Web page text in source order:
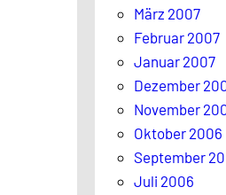
März 2007
Februar 2007
Januar 2007
Dezember
November
Oktober 2006
September
Juli 2006